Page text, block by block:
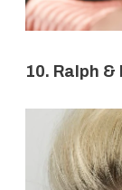
10. Ralph &